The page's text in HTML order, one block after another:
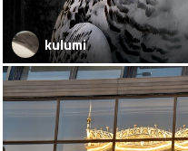
kulumi